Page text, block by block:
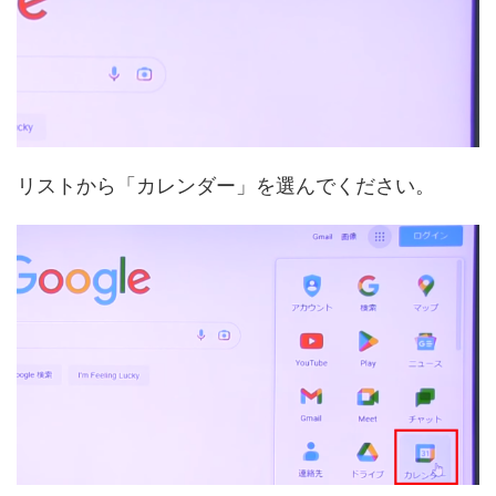
リストから「カレンダー」を選んでください。